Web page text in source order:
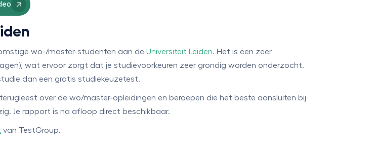
wo-/master-studenten aan de Universiteit Leiden. Het is een zeer
wat ervoor zorgt dat je studievoorkeuren zeer grondig worden onderzocht.
dan een gratis studiekeuzetest.
over de wo/master-opleidingen en beroepen die het beste aansluiten bij
Je rapport is na afloop direct beschikbaar.
van TestGroup.